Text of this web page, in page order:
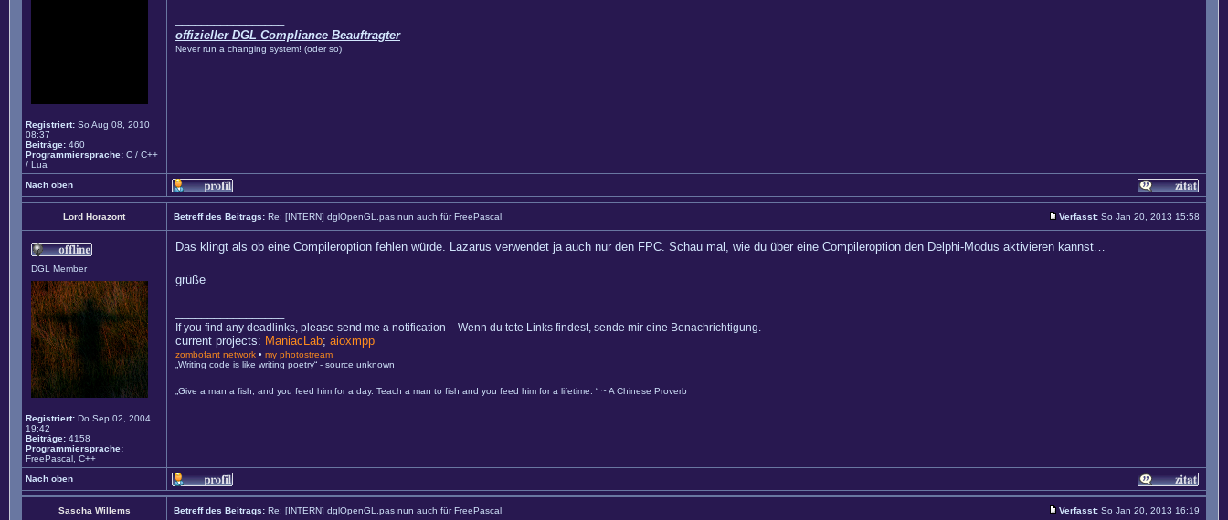
Registriert: So Aug 08, 2010
08:37
Beiträge: 460
Programmiersprache: C / C++
/ Lua
offizieller DGL Compliance Beauftragter
Never run a changing system! (oder so)
Nach oben
Lord Horazont Betreff des Beitrags: Re: [INTERN] dglOpenGL.pas nun auch für FreePascal Verfasst: So Jan 20, 2013 15:58
DGL Member
Registriert: Do Sep 02, 2004
19:42
Beiträge: 4158
Programmiersprache:
FreePascal, C++
Das klingt als ob eine Compileroption fehlen würde. Lazarus verwendet ja auch nur den FPC. Schau mal, wie du über eine Compileroption den Delphi-Modus aktivieren kannst…
grüße
If you find any deadlinks, please send me a notification – Wenn du tote Links findest, sende mir eine Benachrichtigung.
current projects: ManiacLab; aioxmpp
zombofant network • my photostream
„Writing code is like writing poetry“ - source unknown
„Give a man a fish, and you feed him for a day. Teach a man to fish and you feed him for a lifetime. “ ~ A Chinese Proverb
Nach oben
Sascha Willems Betreff des Beitrags: Re: [INTERN] dglOpenGL.pas nun auch für FreePascal Verfasst: So Jan 20, 2013 16:19